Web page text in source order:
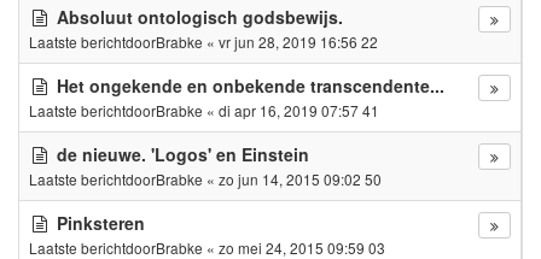
Absoluut ontologisch godsbewijs.
Laatste berichtdoorBrabke « vr jun 28, 2019 16:56 22
Het ongekende en onbekende transcendente...
Laatste berichtdoorBrabke « di apr 16, 2019 07:57 41
de nieuwe. 'Logos' en Einstein
Laatste berichtdoorBrabke « zo jun 14, 2015 09:02 50
Pinksteren
Laatste berichtdoorBrabke « zo mei 24, 2015 09:59 03